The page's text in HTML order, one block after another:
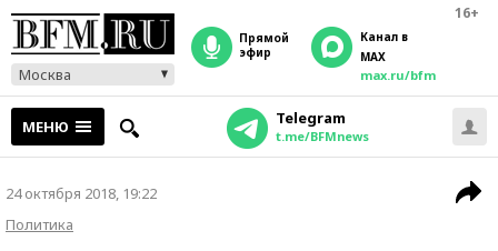
16+
Москва
прямой
эфир
Канал в
MAX
max.ru/bfm
МЕНЮ Telegram
t.me/BFMnews
24 октября 2018, 19:22
Политика